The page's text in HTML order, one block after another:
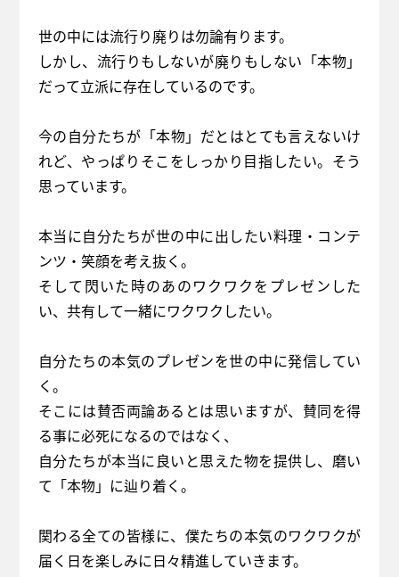
世の中には流行り廃りは勿論有ります。
しかし、流行りもしないが廃りもしない「本物」
だって立派に存在しているのです。
今の自分たちが「本物」だとはとても言えないけ
れど、やっぱりそこをしっかり目指したい。そう
思っています。
本当に自分たちが世の中に出したい料理・コンテ
ンツ・笑顔を考え抜く。
そして閃いた時のあのワクワクをプレゼンした
い、共有して一緒にワクワクしたい。
自分たちの本気のプレゼンを世の中に発信してい
く。
そこには賛否両論あるとは思いますが、賛同を得
る事に必死になるのではなく、
自分たちが本当に良いと思えた物を提供し、磨い
て「本物」に辿り着く。
関わる全ての皆様に、僕たちの本気のワクワクが
届く日を楽しみに日々精進していきます。